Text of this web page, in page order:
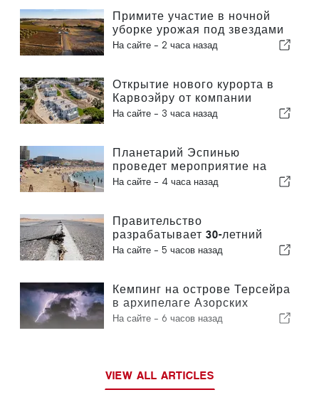
отпечатков пальцев
Примите участие в ночной
уборке урожая под звездами
в Алентежу
На сайте - 2 часа назад
Открытие нового курорта в
Карвоэйру от компании
«Carvoeiro Branco»
На сайте - 3 часа назад
Планетарий Эспинью
проведет мероприятие на
пляже Прайя-да-Байя во
На сайте - 4 часа назад
Правительство
разрабатывает 30-летний
национальный план по
землетрясениям
На сайте - 5 часов назад
Кемпинг на острове Терсейра
в архипелаге Азорских
островов был эвакуирован
На сайте - 6 часов назад
VIEW ALL ARTICLES